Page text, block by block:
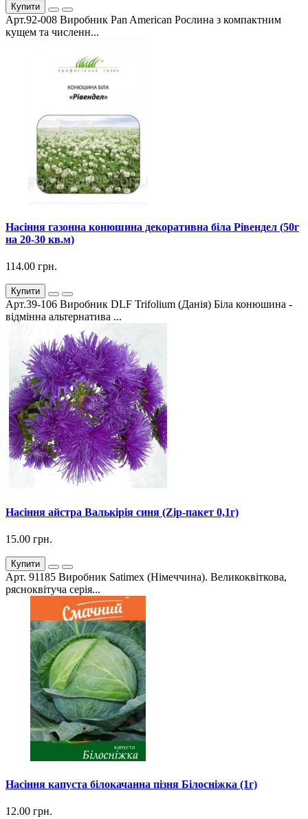
Купити
Арт.92-008 Виробник Pan American Рослина з компактним
кущем та численн...
Насіння газонна конюшина декоративна біла Рівендел (50г
на 20-30 кв.м)
114.00 грн.
Купити
Арт.39-106 Виробник DLF Trifolium (Данія) Біла конюшина -
відмінна альтернатива ...
Насіння айстра Валькірія синя (Zip-пакет 0,1г)
15.00 грн.
Купити
Арт. 91185 Виробник Satimex (Німеччина). Великоквіткова,
рясноквітуча серія...
Насіння капуста білокачанна пізня Білосніжка (1г)
12.00 грн.